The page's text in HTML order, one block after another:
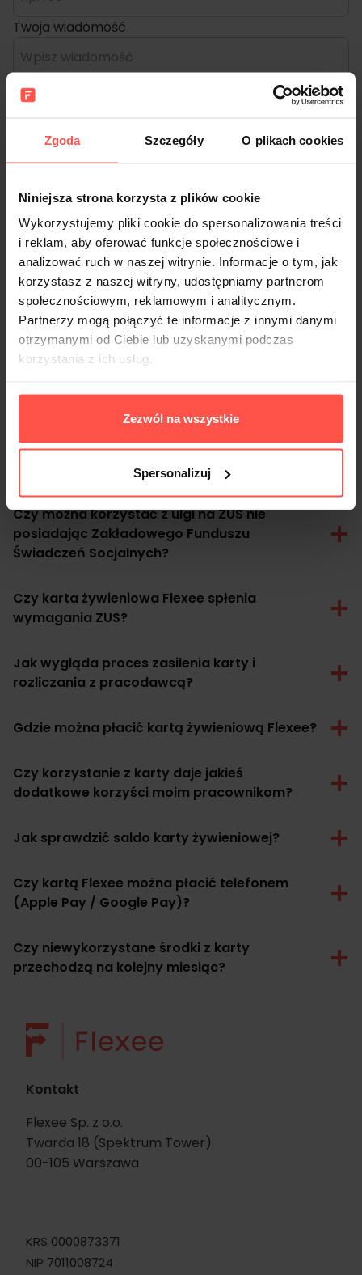
Zgoda Szczegóły O plikach cookies
Niniejsza strona korzysta z plików cookie
Wykorzystujemy pliki cookie do spersonalizowania treści
i reklam, aby oferować funkcje społecznościowe i
analizować ruch w naszej witrynie. Informacje o tym, jak
korzystasz z naszej witryny, udostępniamy partnerom
społecznościowym, reklamowym i analitycznym.
Partnerzy mogą połączyć te informacje z innymi danymi
otrzymanymi od Ciebie lub uzyskanymi podczas
korzystania z ich usług.
Zezwól na wszystkie
Spersonalizuj
Twoja wiadomość
Wyrażam zgodę na przetwarzanie moich danych osobowych przez
otrzymywanie od Flexee informacji handlowych za pomocą środków
także na kierowanie informacji marketingowych przez Flexee poprzez
SMS/MMS na podany przeze mnie nr telefonu.
Umów konsultację telefoniczną
FAQ
żywieniowej Flexee?
Z czego wynika zwolnienie ze składek ZUS?
Czy można korzystać z ulgi na ZUS nie
posiadając Zakładowego Funduszu
Świadczeń Socjalnych?
Czy karta żywieniowa Flexee spłenia
wymagania ZUS?
Jak wygląda proces zasilenia karty i
rozliczania z pracodawcą?
Gdzie można płacić kartą żywieniową Flexee?
Czy korzystanie z karty daje jakieś
dodatkowe korzyści moim pracownikom?
Jak sprawdzić saldo karty żywieniowej?
Czy kartą Flexee można płacić telefonem
(Apple Pay / Google Pay)?
Czy niewykorzystane środki z karty
przechodzą na kolejny miesiąc?
Kontakt
Flexee Sp. z o.o.
Twarda 18 (Spektrum Tower)
00-105 Warszawa
KRS 0000873371
NIP 7011008724